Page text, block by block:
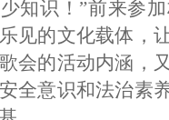
知识！”前来参
见的文化载体，
会的活动内涵，
全意识和法治素